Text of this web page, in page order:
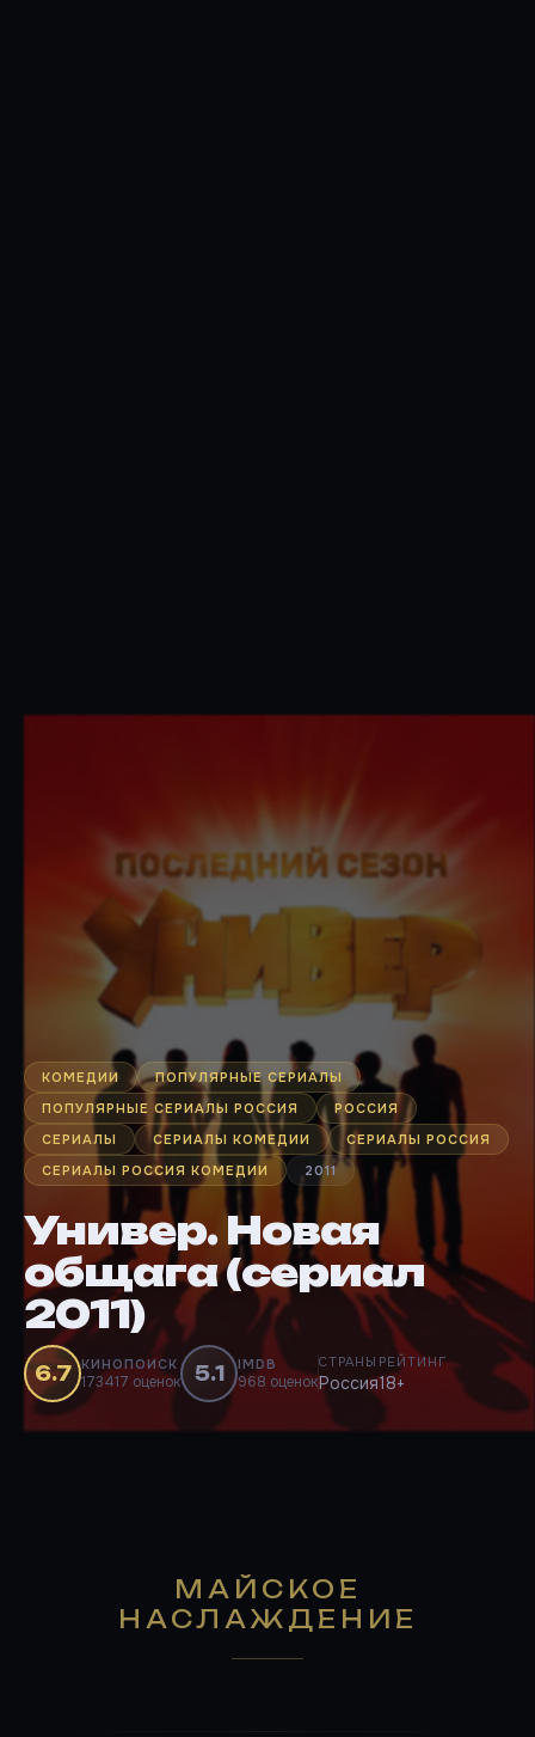
КОМЕДИИ
ПОПУЛЯРНЫЕ СЕРИАЛЫ
ПОПУЛЯРНЫЕ СЕРИАЛЫ РОССИЯ
РОССИЯ
СЕРИАЛЫ
СЕРИАЛЫ КОМЕДИИ
СЕРИАЛЫ РОССИЯ
СЕРИАЛЫ РОССИЯ КОМЕДИИ
2011
Универ. Новая
общага (сериал
2011)
6.7 КИНОПОИСК
173417 оценок 5.1 IMDB
968 оценок
СТРАНЫ
Россия
РЕЙТИНГ
18+
МАЙСКОЕ
НАСЛАЖДЕНИЕ